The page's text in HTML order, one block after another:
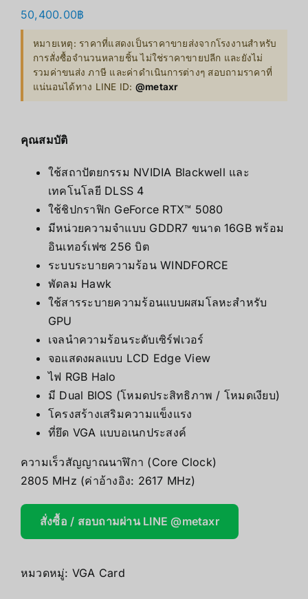
50,400.00฿
หมายเหตุ: ราคาที่แสดงเป็นราคาขายส่งจากโรงงานสำหรับ
การสั่งซื้อจำนวนหลายชิ้น ไม่ใช่ราคาขายปลีก และยังไม่
รวมค่าขนส่ง ภาษี และค่าดำเนินการต่างๆ สอบถามราคาที่
แน่นอนได้ทาง LINE ID: @metaxr
คุณสมบัติ
ใช้สถาปัตยกรรม NVIDIA Blackwell และ
เทคโนโลยี DLSS 4
ใช้ชิปกราฟิก GeForce RTX™ 5080
มีหน่วยความจำแบบ GDDR7 ขนาด 16GB พร้อม
อินเทอร์เฟซ 256 บิต
ระบบระบายความร้อน WINDFORCE
พัดลม Hawk
ใช้สารระบายความร้อนแบบผสมโลหะสำหรับ
GPU
เจลนำความร้อนระดับเซิร์ฟเวอร์
จอแสดงผลแบบ LCD Edge View
ไฟ RGB Halo
มี Dual BIOS (โหมดประสิทธิภาพ / โหมดเงียบ)
โครงสร้างเสริมความแข็งแรง
ที่ยึด VGA แบบอเนกประสงค์
ความเร็วสัญญาณนาฬิกา (Core Clock)
2805 MHz (ค่าอ้างอิง: 2617 MHz)
สั่งซื้อ / สอบถามผ่าน LINE @metaxr
หมวดหมู่: VGA Card